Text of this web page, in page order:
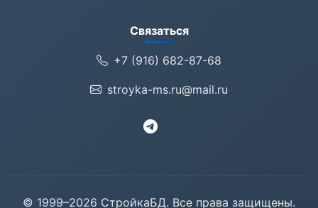
Связаться
+7 (916) 682-87-68
stroyka-ms.ru@mail.ru
© 1999–2026 СтройкаБД. Все права защищены.